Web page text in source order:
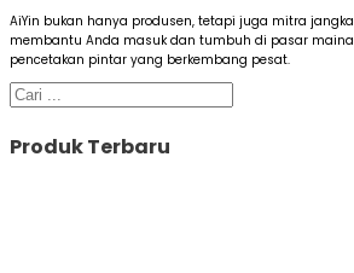
AiYin bukan hanya produsen, tetapi juga mitra
membantu Anda masuk dan tumbuh di pasar
pencetakan pintar yang berkembang pesat.
Cari
Produk Terbaru